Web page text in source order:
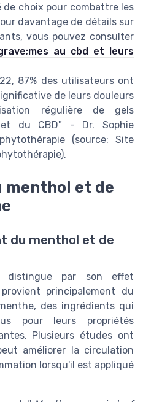
choix pour combattre les
davantage de détails sur
vous pouvez consulter
au cbd et leurs
87% des utilisateurs ont
de leurs douleurs
régulière de gels
du CBD" - Dr. Sophie
(source: Site
menthol et de
du menthol et de
par son effet
principalement du
des ingrédients qui
pour leurs propriétés
Plusieurs études ont
améliorer la circulation
lorsqu'il est appliqué